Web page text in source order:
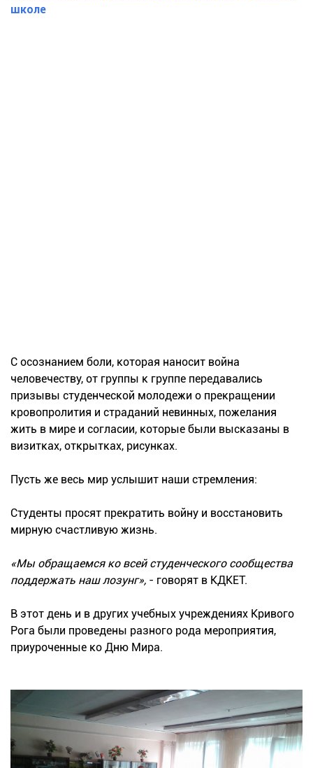
школе
С осознанием боли, которая наносит война
человечеству, от группы к группе передавались
призывы студенческой молодежи о прекращении
кровопролития и страданий невинных, пожелания
жить в мире и согласии, которые были высказаны в
визитках, открытках, рисунках.
Пусть же весь мир услышит наши стремления:
Студенты просят прекратить войну и восстановить
мирную счастливую жизнь.
«Мы обращаемся ко всей студенческого сообщества
поддержать наш лозунг», - говорят в КДКЕТ.
В этот день и в других учебных учреждениях Кривого
Рога были проведены разного рода мероприятия,
приуроченные ко Дню Мира.